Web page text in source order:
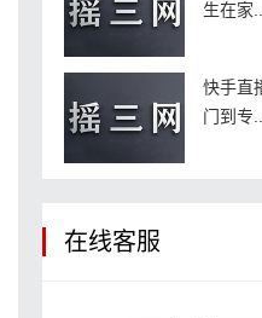
生在家...
快手直
门到专...
在线客服